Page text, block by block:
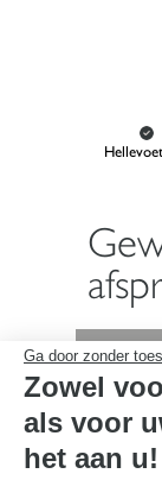
Ga door zonder
Zowel
als voor
het aan u!
in de